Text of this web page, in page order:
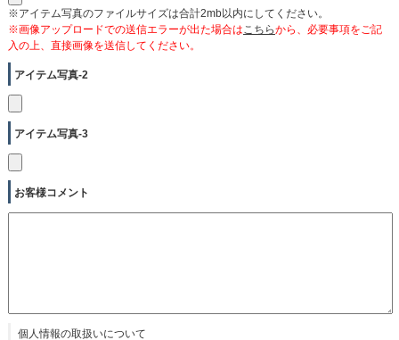
※アイテム写真のファイルサイズは合計2mb以内にしてください。
※画像アップロードでの送信エラーが出た場合は こちらから、必要事項をご記
入の上、直接画像を送信してください。
アイテム写真-2
アイテム写真-3
お客様コメント
個人情報の取扱いについて